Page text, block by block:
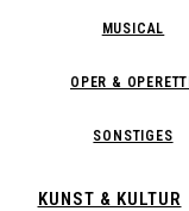
MUSICAL
OPER &
SONSTIGES
KUNST & KULTUR